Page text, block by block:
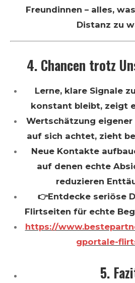
Freundinnen – alles,
Distanz zu
4. Chancen trotz
Lerne, klare Signale
konstant bleibt, zeigt
Wertschätzung eigener
auf sich achtet, zieht
Neue Kontakte
auf denen echte
reduzieren
👉Entdecke seriöse
Flirtseiten für echte
https://
gportale-
5.